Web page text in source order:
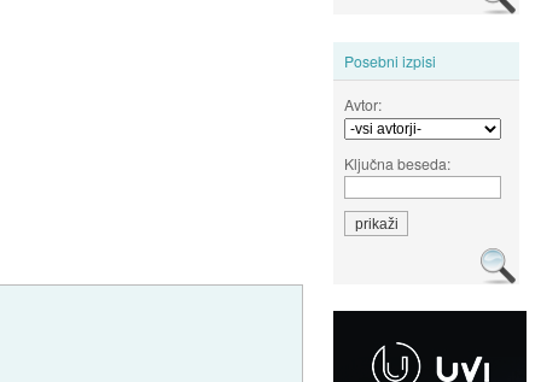
Posebni izpisi
Avtor:
Ključna beseda: